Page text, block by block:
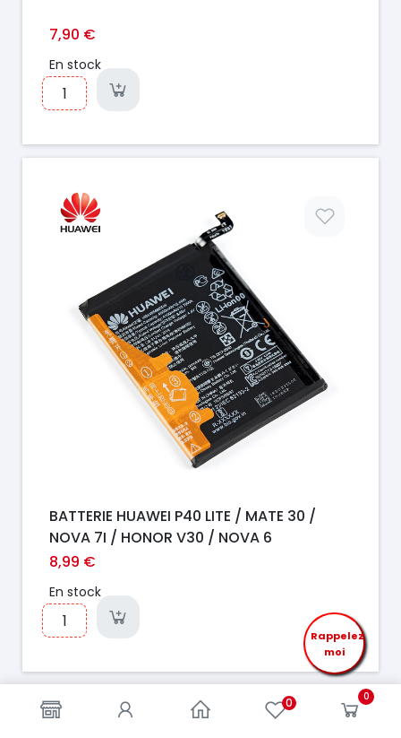
0 0
7,90 €
En stock
Prix
BATTERIE HUAWEI P40 LITE / MATE 30 /
NOVA 7I / HONOR V30 / NOVA 6
8,99 €
En stock
Rappelez
moi